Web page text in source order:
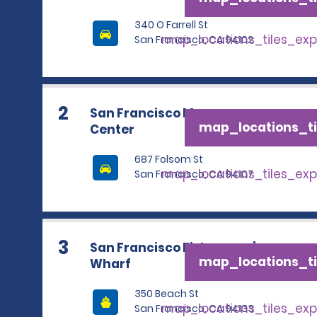
340 O Farrell St
San Francisco, CA 94102
2
San Francisco Moscone
Center
687 Folsom St
San Francisco, CA 94107
3
San Francisco Fisherman’s
Wharf
350 Beach St
San Francisco, CA 94133